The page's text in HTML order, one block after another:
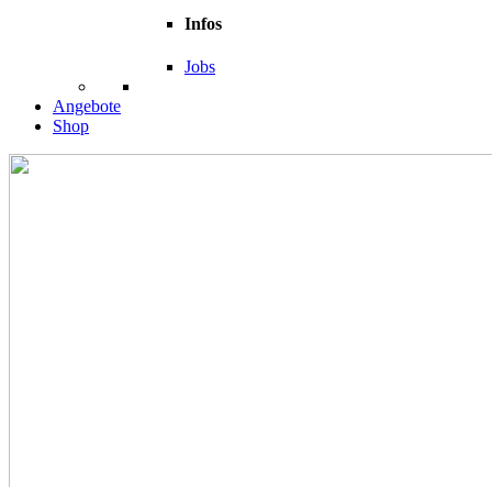
Infos
Jobs
Angebote
Shop